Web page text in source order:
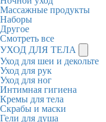
Массажные продукты
Наборы
Другое
Смотреть все
УХОД ДЛЯ ТЕЛА
Уход для шеи и декольте
Уход для рук
Уход для ног
Интимная гигиена
Кремы для тела
Скрабы и маски
Гели для душа